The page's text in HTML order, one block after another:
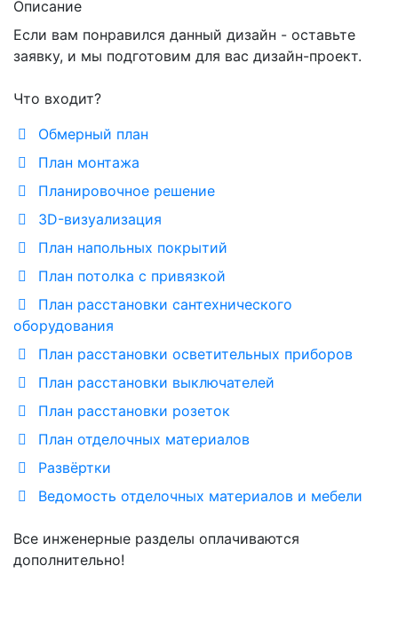
Описание
Если вам понравился данный дизайн - оставьте
заявку, и мы подготовим для вас дизайн-проект.
Что входит?
Обмерный план
План монтажа
Планировочное решение
3D-визуализация
План напольных покрытий
План потолка с привязкой
План расстановки сантехнического
оборудования
План расстановки осветительных приборов
План расстановки выключателей
План расстановки розеток
План отделочных материалов
Развёртки
Ведомость отделочных материалов и мебели
Все инженерные разделы оплачиваются
дополнительно!